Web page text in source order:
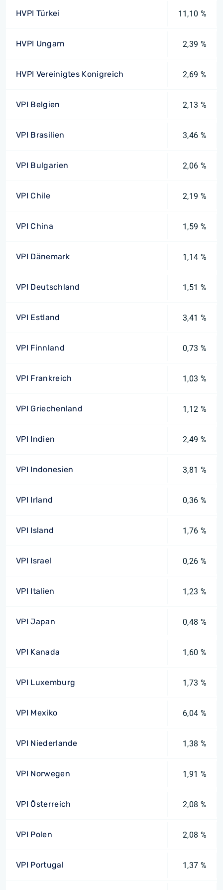
HVPI Türkei 11,10 %
HVPI Ungarn 2,39 %
HVPI Vereinigtes Konigreich 2,69 %
VPI Belgien 2,13 %
VPI Brasilien 3,46 %
VPI Bulgarien 2,06 %
VPI Chile 2,19 %
VPI China 1,59 %
VPI Dänemark 1,14 %
VPI Deutschland 1,51 %
VPI Estland 3,41 %
VPI Finnland 0,73 %
VPI Frankreich 1,03 %
VPI Griechenland 1,12 %
VPI Indien 2,49 %
VPI Indonesien 3,81 %
VPI Irland 0,36 %
VPI Island 1,76 %
VPI Israel 0,26 %
VPI Italien 1,23 %
VPI Japan 0,48 %
VPI Kanada 1,60 %
VPI Luxemburg 1,73 %
VPI Mexiko 6,04 %
VPI Niederlande 1,38 %
VPI Norwegen 1,91 %
VPI Österreich 2,08 %
VPI Polen 2,08 %
VPI Portugal 1,37 %